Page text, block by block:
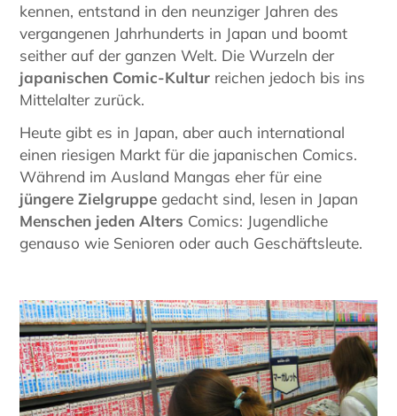
kennen, entstand in den neunziger Jahren des
vergangenen Jahrhunderts in Japan und boomt
seither auf der ganzen Welt. Die Wurzeln der
japanischen Comic-Kultur reichen jedoch bis ins
Mittelalter zurück.
Heute gibt es in Japan, aber auch international
einen riesigen Markt für die japanischen Comics.
Während im Ausland Mangas eher für eine
jüngere Zielgruppe gedacht sind, lesen in Japan
Menschen jeden Alters Comics: Jugendliche
genauso wie Senioren oder auch Geschäftsleute.